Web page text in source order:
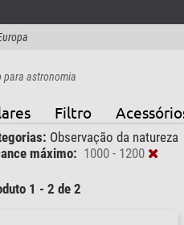
para astronomia
Filtro
Observação da natureza
máximo: 1000 - 1200
1 - 2 de 2